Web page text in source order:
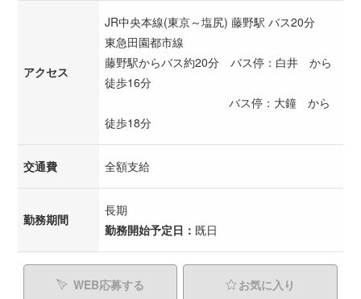
アクセス
JR中央本線(東京～塩尻) 藤野駅 バス20分
東急田園都市線
藤野駅からバス約20分 バス停：白井 から
徒歩16分
バス停：大鐘 から
徒歩18分
交通費 全額支給
勤務期間
長期
勤務開始予定日： 既日
WEB応募する お気に入り